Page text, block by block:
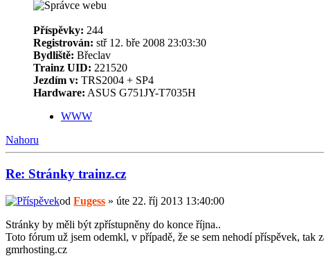
Příspěvky: 244
Registrován: stř 12. bře 2008 23:03:30
Bydliště: Břeclav
Trainz UID: 221520
Jezdím v: TRS2004 + SP4
Hardware: ASUS G751JY-T7035H
WWW
Nahoru
Re: Stránky trainz.cz
od Fugess » úte 22. říj 2013 13:40:00
Stránky by měli být zpřístupněny do konce října..
Toto fórum už jsem odemkl, v případě, že se sem nehodí příspěvek, tak
gmrhosting.cz